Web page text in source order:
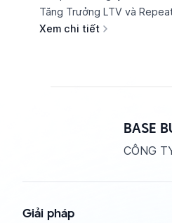
Tăng Trưởng LTV và
Xem chi tiết
BASE
CÔNG
Giải pháp